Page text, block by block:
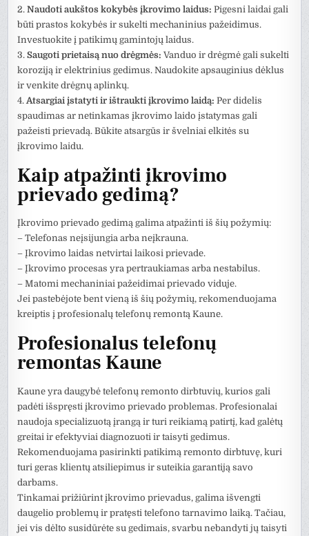
2.Naudoti aukštos kokybės įkrovimo laidus: Pigesni laidai gali
būti prastos kokybės ir sukelti mechaninius pažeidimus.
Investuokite į patikimų gamintojų laidus.
3.Saugoti prietaisą nuo drėgmės: Vanduo ir drėgmė gali sukelti
koroziją ir elektrinius gedimus. Naudokite apsauginius dėklus
ir venkite drėgnų aplinkų.
4. Atsargiai įstatyti ir ištraukti įkrovimo laidą: Per didelis
spaudimas ar netinkamas įkrovimo laido įstatymas gali
pažeisti prievadą. Būkite atsargūs ir švelniai elkitės su
įkrovimo laidu.
Kaip atpažinti įkrovimo
prievado gedimą?
Įkrovimo prievado gedimą galima atpažinti iš šių požymių:
– Telefonas neįsijungia arba neįkrauna.
– Įkrovimo laidas netvirtai laikosi prievade.
– Įkrovimo procesas yra pertraukiamas arba nestabilus.
– Matomi mechaniniai pažeidimai prievado viduje.
Jei pastebėjote bent vieną iš šių požymių, rekomenduojama
kreiptis į profesionalų telefonų remontą Kaune.
Profesionalus telefonų
remontas Kaune
Kaune yra daugybė telefonų remonto dirbtuvių, kurios gali
padėti išspręsti įkrovimo prievado problemas. Profesionalai
naudoja specializuotą įrangą ir turi reikiamą patirtį, kad galėtų
greitai ir efektyviai diagnozuoti ir taisyti gedimus.
Rekomenduojama pasirinkti patikimą remonto dirbtuvę, kuri
turi geras klientų atsiliepimus ir suteikia garantiją savo
darbams.
Tinkamai prižiūrint įkrovimo prievadus, galima išvengti
daugelio problemų ir pratęsti telefono tarnavimo laiką. Tačiau,
jei vis dėlto susidūrėte su gedimais, svarbu nebandyti jų taisyti